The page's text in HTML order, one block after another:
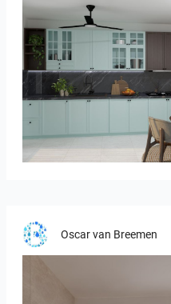
HANIN_KITCHEN
Oscar van Breemen